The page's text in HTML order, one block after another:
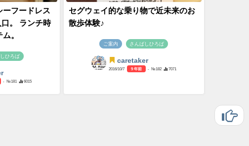
ーフードレス
口。 ランチ時
。
ひろば
- №181 6015
セグウェイ的な乗り物で近未来のお
散歩体験♪
ご案内 さんばしひろば
caretaker
2016/10/7 9 年前 - №182 7071